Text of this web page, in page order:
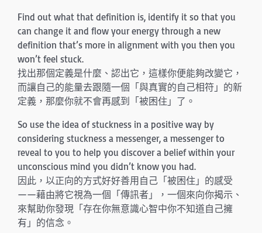
Find out what that definition is, identify it so that you
can change it and flow your energy through a new
definition that’s more in alignment with you then you
won’t feel stuck.
找出那個定義是什麼、認出它，這樣你便能夠改變它，
而讓自己的能量去跟隨一個「與真實的自己相符」的新
定義，那麼你就不會再感到「被困住」了。
So use the idea of stuckness in a positive way by
considering stuckness a messenger, a messenger to
reveal to you to help you discover a belief within your
unconscious mind you didn’t know you had.
因此，以正向的方式好好善用自己「被困住」的感受
——藉由將它視為一個「傳訊者」，一個來向你揭示、
來幫助你發現「存在你無意識心智中你不知道自己擁
有」的信念。